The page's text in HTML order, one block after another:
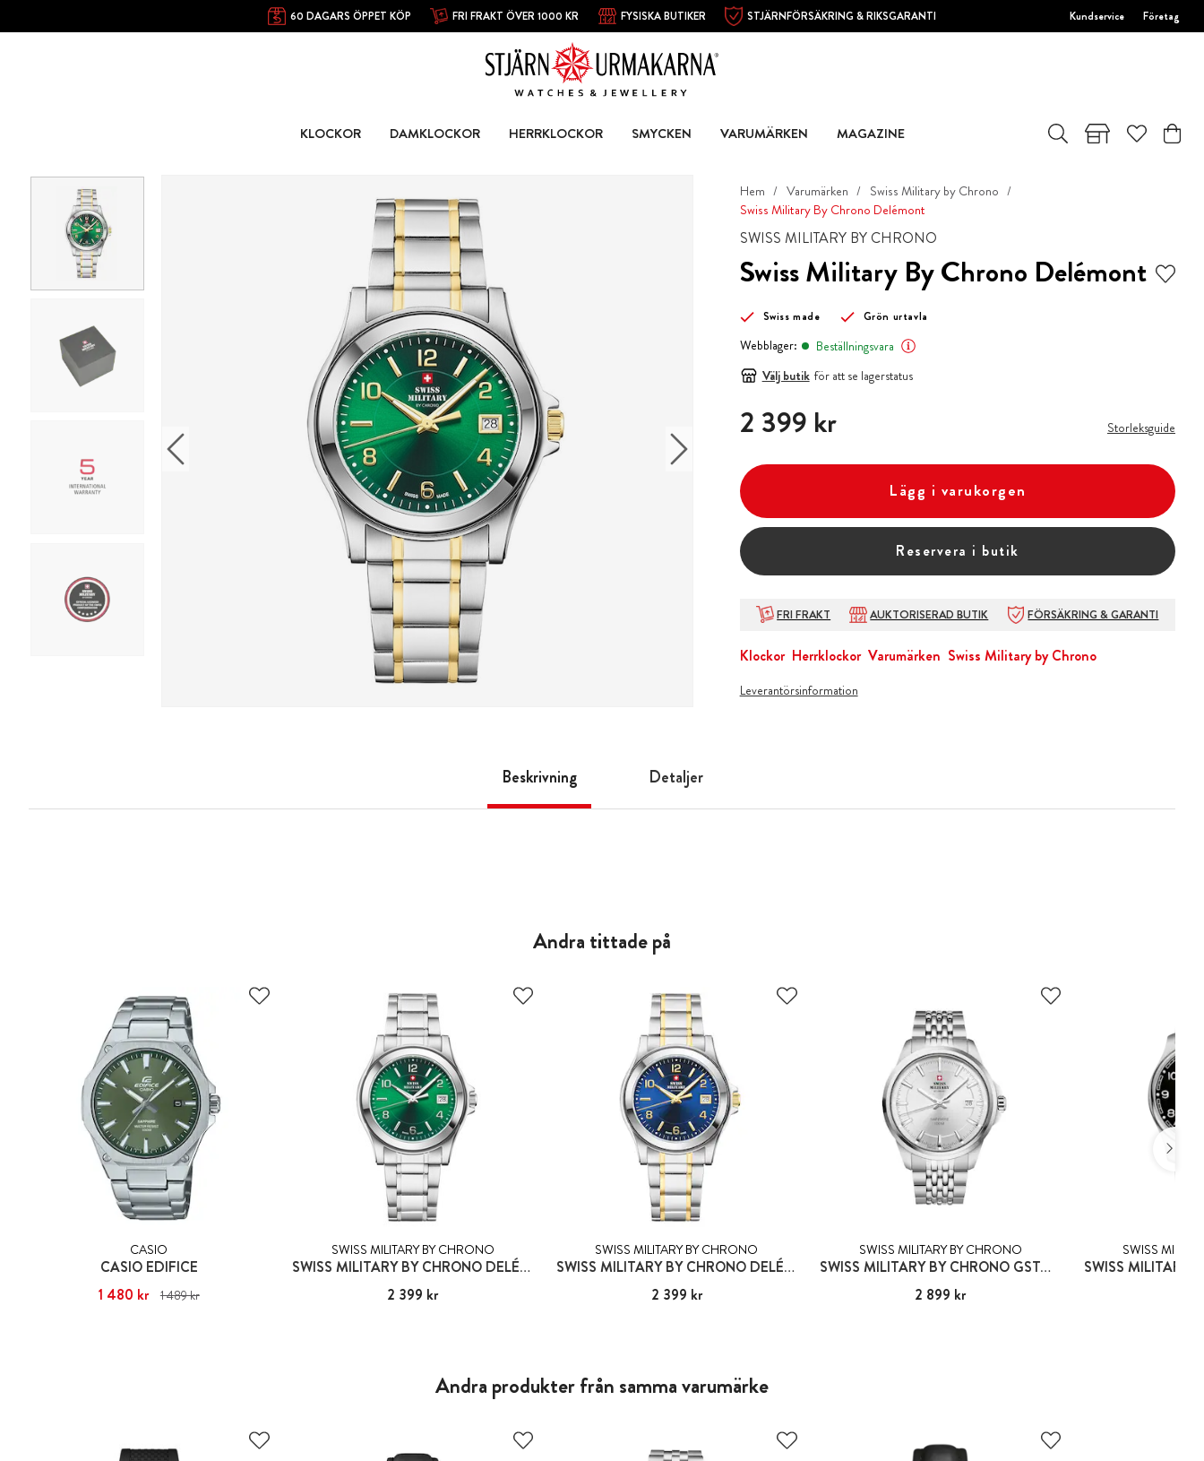
60 DAGARS ÖPPET KÖP FRI FRAKT ÖVER 1000 KR FYSISKA BUTIKER STJÄRNFÖRSÄKRING & RIKSGARANTI Kundservice Företag
KLOCKOR DAMKLOCKOR HERRKLOCKOR SMYCKEN VARUMÄRKEN MAGAZINE
Hem Varumärken
Swiss Military by Chrono
Swiss Military By Chrono Delémont
SWISS MILITARY BY CHRONO
Swiss Military By Chrono Delémont
Swiss made Grön urtavla
Webblager:
Beställningsvara
Välj butik för att se lagerstatus
Pris :2 399 kr
2 399 kr Storleksguide
Lägg i varukorgen
Reservera i butik
FRI FRAKT AUKTORISERAD BUTIK FÖRSÄKRING & GARANTI
Klockor Herrklockor Varumärken Swiss Military by Chrono
Leverantörsinformation
Beskrivning Detaljer
Andra tittade på
CASIO
CASIO EDIFICE
Nuvarande pris: 1 480 krTidigare pris
1 480 kr 1 489 kr
SWISS MILITARY BY CHRONO
SWISS MILITARY BY CHRONO DELÉMONT
Pris :2 399 kr
2 399 kr
SWISS MILITARY BY CHRONO
SWISS MILITARY BY CHRONO DELÉMONT
Pris :2 399 kr
2 399 kr
SWISS MILITARY BY CHRONO
SWISS MILITARY BY CHRONO GSTAAD
Pris :2 899 kr
2 899 kr
SWISS
Andra produkter från samma varumärke